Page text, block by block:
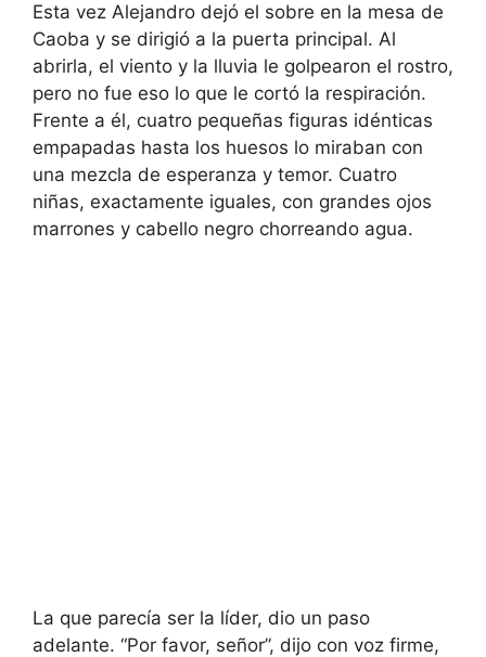
Esta vez Alejandro dejó el sobre en la mesa de
Caoba y se dirigió a la puerta principal. Al
abrirla, el viento y la lluvia le golpearon el rostro,
pero no fue eso lo que le cortó la respiración.
Frente a él, cuatro pequeñas figuras idénticas
empapadas hasta los huesos lo miraban con
una mezcla de esperanza y temor. Cuatro
niñas, exactamente iguales, con grandes ojos
marrones y cabello negro chorreando agua.
La que parecía ser la líder, dio un paso
adelante. “Por favor, señor”, dijo con voz firme,